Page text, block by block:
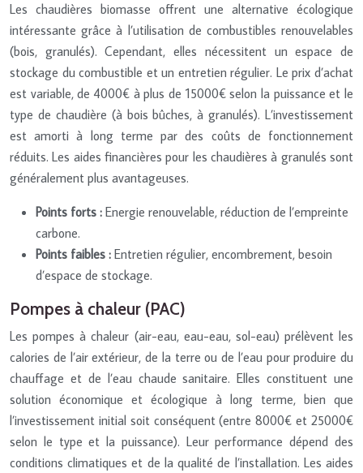
Les chaudières biomasse offrent une alternative écologique
intéressante grâce à l’utilisation de combustibles renouvelables
(bois, granulés). Cependant, elles nécessitent un espace de
stockage du combustible et un entretien régulier. Le prix d’achat
est variable, de 4000€ à plus de 15000€ selon la puissance et le
type de chaudière (à bois bûches, à granulés). L’investissement
est amorti à long terme par des coûts de fonctionnement
réduits. Les aides financières pour les chaudières à granulés sont
généralement plus avantageuses.
Points forts : Energie renouvelable, réduction de l’empreinte
carbone.
Points faibles : Entretien régulier, encombrement, besoin
d’espace de stockage.
Pompes à chaleur (PAC)
Les pompes à chaleur (air-eau, eau-eau, sol-eau) prélèvent les
calories de l’air extérieur, de la terre ou de l’eau pour produire du
chauffage et de l’eau chaude sanitaire. Elles constituent une
solution économique et écologique à long terme, bien que
l’investissement initial soit conséquent (entre 8000€ et 25000€
selon le type et la puissance). Leur performance dépend des
conditions climatiques et de la qualité de l’installation. Les aides